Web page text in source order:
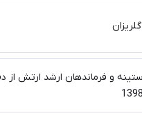
و فرماندهان ارشد ارتش از